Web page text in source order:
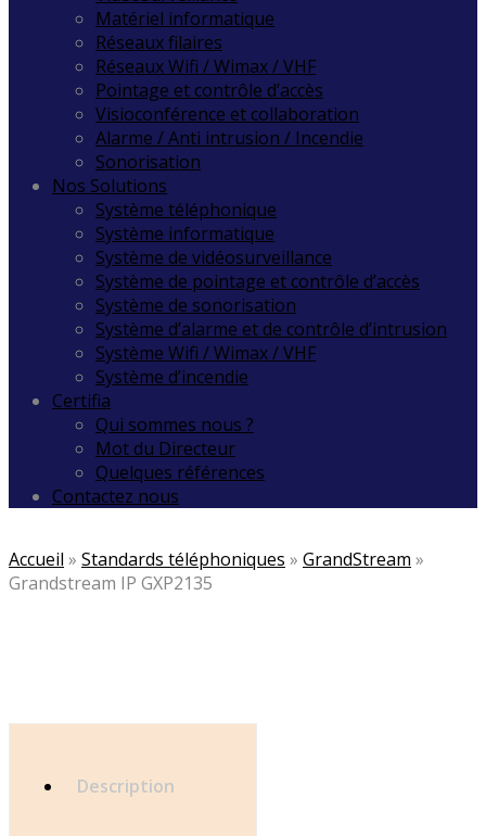
Matériel informatique
Réseaux filaires
Réseaux Wifi / Wimax / VHF
Pointage et contrôle d’accès
Visioconférence et collaboration
Alarme / Anti intrusion / Incendie
Sonorisation
Nos Solutions
Système téléphonique
Système informatique
Système de vidéosurveillance
Système de pointage et contrôle d’accès
Système de sonorisation
Système d’alarme et de contrôle d’intrusion
Système Wifi / Wimax / VHF
Système d’incendie
Certifia
Qui sommes nous ?
Mot du Directeur
Quelques références
Contactez nous
Accueil » Standards téléphoniques » GrandStream »
Grandstream IP GXP2135
Description